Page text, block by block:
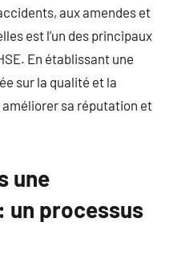
aux amendes et
est l’un des principaux
En établissant une
sur la qualité et la
sa réputation et
une
un processus